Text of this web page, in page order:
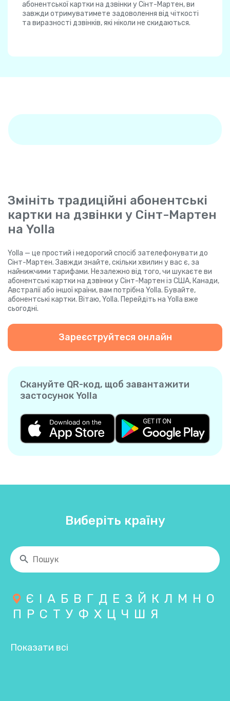
абонентської картки на дзвінки у Сінт-Мартен, ви
завжди отримуватимете задоволення від чіткості
та виразності дзвінків, які ніколи не скидаються.
Змініть традиційні абонентські
картки на дзвінки у Сінт-Мартен
на Yolla
Yolla — це простий і недорогий спосіб зателефонувати до
Сінт-Мартен. Завжди знайте, скільки хвилин у вас є, за
найнижчими тарифами. Незалежно від того, чи шукаєте ви
абонентські картки на дзвінки у Сінт-Мартен із США, Канади,
Австралії або іншої країни, вам потрібна Yolla. Бувайте,
абонентські картки. Вітаю, Yolla. Перейдіть на Yolla вже
сьогодні.
Зареєструйтеся онлайн
Скануйте QR-код, щоб завантажити
застосунок Yolla
Виберіть країну
Є І А Б В Г Д Е З Й К Л М Н О
П Р С Т У Ф Х Ц Ч Ш Я
Показати всі